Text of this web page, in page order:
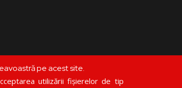
©librariadoxologia.ro
pe acest site.
utilizării fișierelor de tip